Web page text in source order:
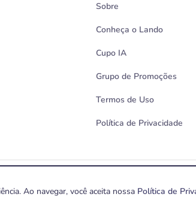
Sobre
Conheça o Lando
Cupo IA
Grupo de Promoções
Termos de Uso
Política de Privacidade
e ofertas seguem as regras de cada loja e podem ser
os direitos reservados.
Ao navegar, você aceita nossa Política de